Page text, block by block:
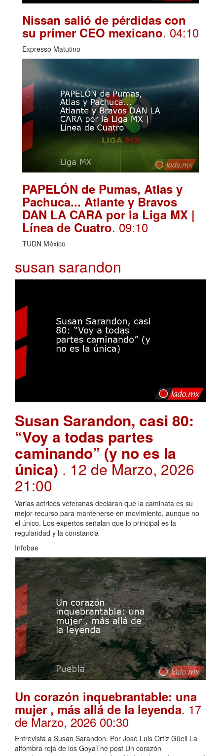
Nissan salió de pérdidas con
su primer CEO mexicano. 04:10
Expresso Matutino
PAPELÓN de Pumas, Atlas y
Pachuca... Atlante y Bravos
DAN LA CARA por la Liga MX |
Línea de Cuatro. 09:10
TUDN México
susan sarandon
Susan Sarandon, casi 80:
“Voy a todas partes
caminando” (y no es la
única) . 12 de Marzo, 2026
21:00
Varias actrices veteranas declaran que la caminata es su
mejor recurso para mantenerse en movimiento, aunque no
el único. Los expertos señalan que lo principal es la
regularidad y la constancia
Infobae
Un corazón inquebrantable: una
mujer , más allá de la leyenda. 17
de Marzo, 2026 00:30
Entrevista a Susan Sarandon. Por José Luis Ortiz Güell La
alfombra roja de los GoyaThe post Un corazón